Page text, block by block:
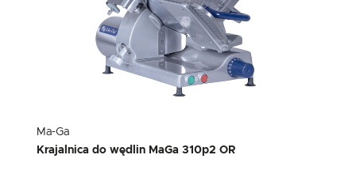
Ma-Ga
Krajalnica do wędlin MaGa 310p2 OR